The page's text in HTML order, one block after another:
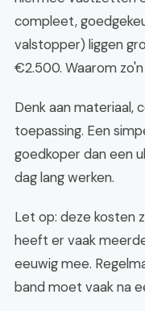
compleet,
valstopper) liggen
€2.500. Waarom
Denk aan materiaal,
toepassing. Een
goedkoper dan een
dag lang werken.
Let op: deze kosten
heeft er vaak
eeuwig mee.
band moet vaak na